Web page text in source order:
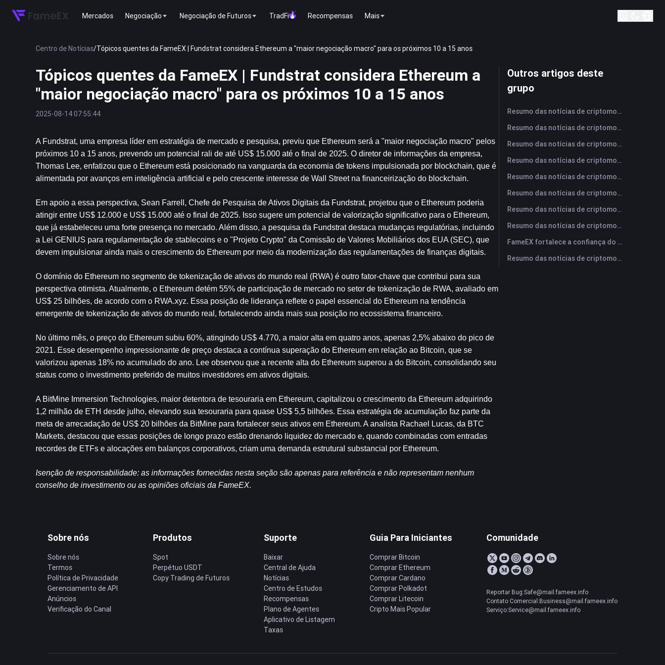
Mercados Negociação Negociação de Futuros TradFi Recompensas Mais
Centro de Notícias/Tópicos quentes da FameEX | Fundstrat considera Ethereum a "maior negociação macro" para os próximos 10 a 15 anos
Tópicos quentes da FameEX | Fundstrat considera Ethereum a
"maior negociação macro" para os próximos 10 a 15 anos
2025-08-14 07:55:44
A Fundstrat, uma empresa líder em estratégia de mercado e pesquisa, previu que Ethereum será a "maior negociação macro" pelos
próximos 10 a 15 anos, prevendo um potencial rali de até US$ 15.000 até o final de 2025. O diretor de informações da empresa,
Thomas Lee, enfatizou que o Ethereum está posicionado na vanguarda da economia de tokens impulsionada por blockchain, que é
alimentada por avanços em inteligência artificial e pelo crescente interesse de Wall Street na financeirização do blockchain.
Em apoio a essa perspectiva, Sean Farrell, Chefe de Pesquisa de Ativos Digitais da Fundstrat, projetou que o Ethereum poderia
atingir entre US$ 12.000 e US$ 15.000 até o final de 2025. Isso sugere um potencial de valorização significativo para o Ethereum,
que já estabeleceu uma forte presença no mercado. Além disso, a pesquisa da Fundstrat destaca mudanças regulatórias, incluindo
a Lei GENIUS para regulamentação de stablecoins e o "Projeto Crypto" da Comissão de Valores Mobiliários dos EUA (SEC), que
devem impulsionar ainda mais o crescimento do Ethereum por meio da modernização das regulamentações de finanças digitais.
O domínio do Ethereum no segmento de tokenização de ativos do mundo real (RWA) é outro fator-chave que contribui para sua
perspectiva otimista. Atualmente, o Ethereum detém 55% de participação de mercado no setor de tokenização de RWA, avaliado em
US$ 25 bilhões, de acordo com o RWA.xyz. Essa posição de liderança reflete o papel essencial do Ethereum na tendência
emergente de tokenização de ativos do mundo real, fortalecendo ainda mais sua posição no ecossistema financeiro.
No último mês, o preço do Ethereum subiu 60%, atingindo US$ 4.770, a maior alta em quatro anos, apenas 2,5% abaixo do pico de
2021. Esse desempenho impressionante de preço destaca a contínua superação do Ethereum em relação ao Bitcoin, que se
valorizou apenas 18% no acumulado do ano. Lee observou que a recente alta do Ethereum superou a do Bitcoin, consolidando seu
status como o investimento preferido de muitos investidores em ativos digitais.
A BitMine Immersion Technologies, maior detentora de tesouraria em Ethereum, capitalizou o crescimento da Ethereum adquirindo
1,2 milhão de ETH desde julho, elevando sua tesouraria para quase US$ 5,5 bilhões. Essa estratégia de acumulação faz parte da
meta de arrecadação de US$ 20 bilhões da BitMine para fortalecer seus ativos em Ethereum. A analista Rachael Lucas, da BTC
Markets, destacou que essas posições de longo prazo estão drenando liquidez do mercado e, quando combinadas com entradas
recordes de ETFs e alocações em balanços corporativos, criam uma demanda estrutural substancial por Ethereum.
Isenção de responsabilidade: as informações fornecidas nesta seção são apenas para referência e não representam nenhum
conselho de investimento ou as opiniões oficiais da FameEX.
Outros artigos deste
grupo
Resumo das notícias de criptomoedas da FameEX hoje | 7 de agosto de 2026
Resumo das notícias de criptomoedas da FameEX hoje | 6 de agosto de 2026
Resumo das notícias de criptomoedas da FameEX hoje | 5 de agosto de 2026
Resumo das notícias de criptomoedas da FameEX hoje | 4 de agosto de 2026
Resumo das notícias de criptomoedas da FameEX hoje | 3 de agosto de 2026
Resumo das notícias de criptomoedas da FameEX hoje | 31 de julho de 2026
Resumo das notícias de criptomoedas da FameEX hoje | 30 de julho de 2026
Resumo das notícias de criptomoedas da FameEX hoje | 29 de julho de 2026
FameEX fortalece a confiança do usuário por meio de oito anos de operações estáveis ​​e crescimento global
Resumo das notícias de criptomoedas da FameEX hoje | 28 de julho de 2026
Sobre nós
Sobre nós
Termos
Política de Privacidade
Gerenciamento de API
Anúncios
Verificação do Canal
Produtos
Spot
Perpétuo USDT
Copy Trading de Futuros
Suporte
Baixar
Central de Ajuda
Notícias
Centro de Estudos
Recompensas
Plano de Agentes
Aplicativo de Listagem
Taxas
Guia Para Iniciantes
Comprar Bitcoin
Comprar Ethereum
Comprar Cardano
Comprar Polkadot
Comprar Litecoin
Cripto Mais Popular
Comunidade
Reportar Bug:Safe@mail.fameex.info
Contato Comercial:Business@mail.fameex.info
Serviço:Service@mail.fameex.info